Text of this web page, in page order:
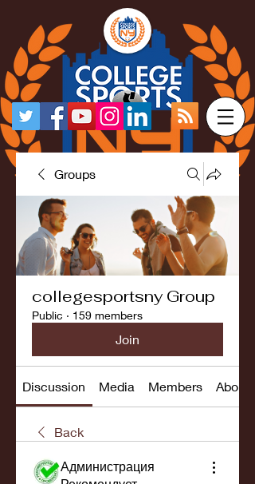
Groups
collegesportsny Group
Public · 159 members
Join
Discussion Media Members About
Back
Администрация